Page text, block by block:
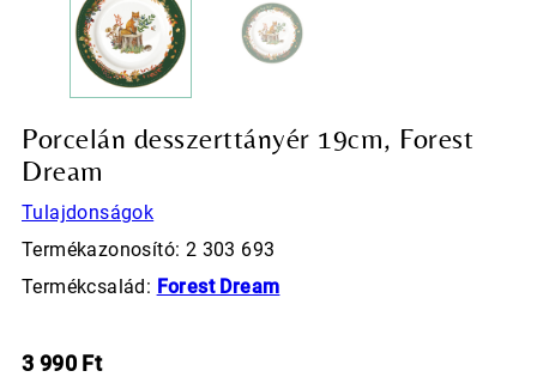
Porcelán desszerttányér 19cm, Forest
Dream
Tulajdonságok
Termékazonosító: 2 303 693
Termékcsalád: Forest Dream
3 990 Ft